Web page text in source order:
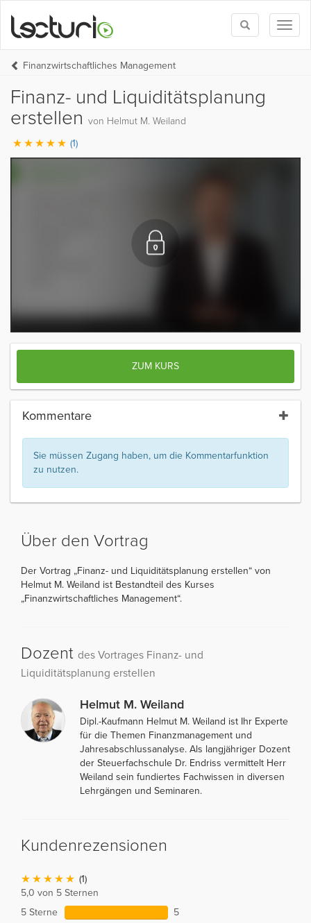
Toggle
search
Finanzwirtschaftliches Management
Finanz- und Liquiditätsplanung
erstellen von Helmut M. Weiland
(1)
ZUM KURS
Kommentare
Sie müssen Zugang haben, um die Kommentarfunktion
zu nutzen.
Über den Vortrag
Der Vortrag „Finanz- und Liquiditätsplanung erstellen“ von
Helmut M. Weiland ist Bestandteil des Kurses
„Finanzwirtschaftliches Management“.
Dozent des Vortrages Finanz- und
Liquiditätsplanung erstellen
Helmut M. Weiland
Dipl.-Kaufmann Helmut M. Weiland ist Ihr Experte
für die Themen Finanzmanagement und
Jahresabschlussanalyse. Als langjähriger Dozent
der Steuerfachschule Dr. Endriss vermittelt Herr
Weiland sein fundiertes Fachwissen in diversen
Lehrgängen und Seminaren.
Kundenrezensionen
(1)
5,0 von 5 Sternen
5 Sterne
5